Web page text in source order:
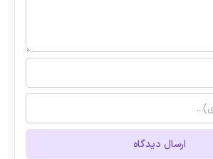
ارسال دیدگاه